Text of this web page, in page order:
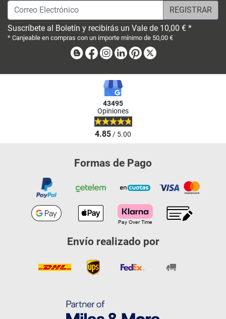
Correo Electrónico
Suscríbete al Boletín y recibirás un Vale de 10,00 € *
* Canjeable en compras con un importe mínimo de 50,00 €
BlogFacebook
Instagram
LinkedinPinterest
43495
Opiniones
4.85/ 5.00
Formas de Pago
Envío realizado por